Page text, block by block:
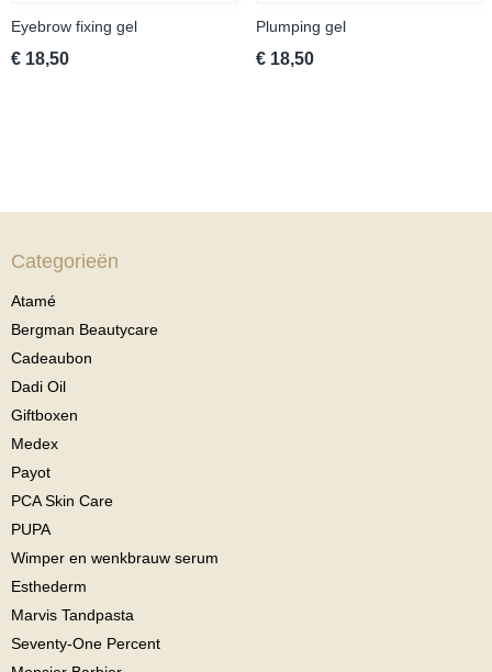
Eyebrow fixing gel
€ 18,50
Plumping gel
€ 18,50
Categorieën
Atamé
Bergman Beautycare
Cadeaubon
Dadi Oil
Giftboxen
Medex
Payot
PCA Skin Care
PUPA
Wimper en wenkbrauw serum
Esthederm
Marvis Tandpasta
Seventy-One Percent